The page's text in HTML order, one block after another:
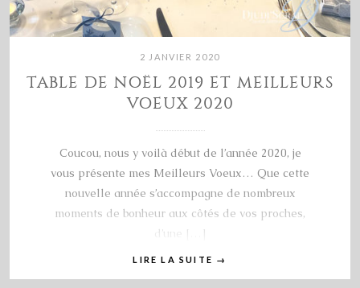
2 JANVIER 2020
TABLE DE NOËL 2019 ET MEILLEURS
VOEUX 2020
Coucou, nous y voilà début de l’année 2020, je
vous présente mes Meilleurs Voeux… Que cette
nouvelle année s’accompagne de nombreux
moments de bonheur aux côtés de vos proches,
d’une […]
LIRE LA SUITE →